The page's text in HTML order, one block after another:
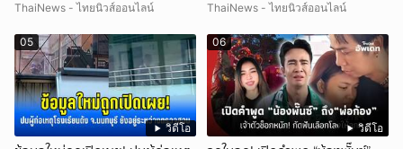
ThaiNews - ไทยนิวส์ออนไลน์ ThaiNews - ไทยนิวส์ออนไลน์
วิดีโอ
05
วิดีโอ
06